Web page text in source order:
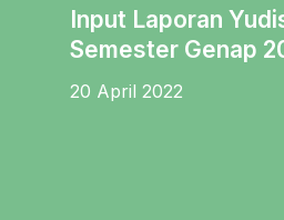
Input Laporan
Semester Genap
20 April 2022